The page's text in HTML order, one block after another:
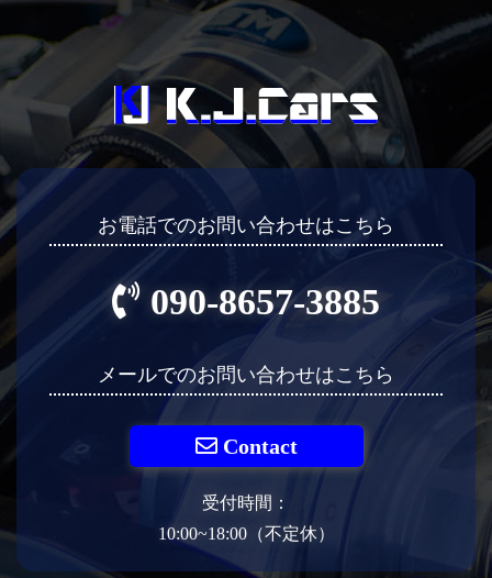
お電話でのお問い合わせはこちら
090-8657-3885
メールでのお問い合わせはこちら
Contact
受付時間：
10:00~18:00（不定休）